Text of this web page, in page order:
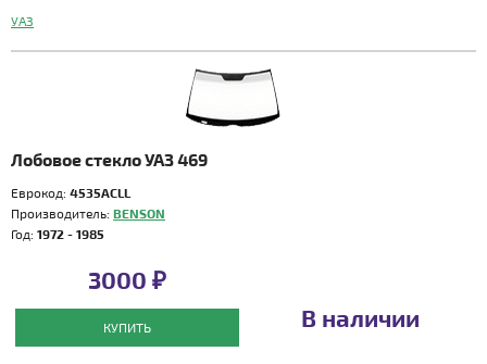
УАЗ
Лобовое стекло УАЗ 469
Еврокод: 4535ACLL
Производитель: BENSON
Год: 1972 - 1985
3000 ₽
КУПИТЬ В наличии